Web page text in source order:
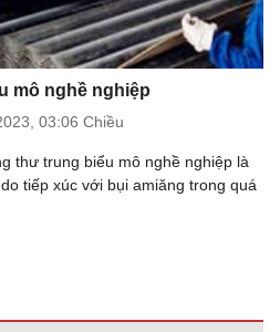
mô nghề nghiệp
03:06 Chiều
thư trung biểu mô nghề nghiệp là
tiếp xúc với bụi amiăng trong quá